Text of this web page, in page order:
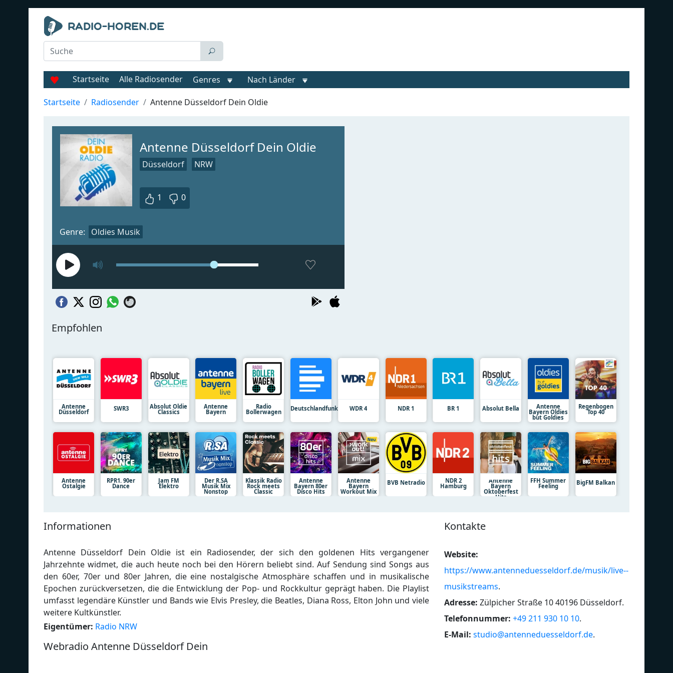
Startseite Alle Radiosender Genres Nach Länder
Startseite Radiosender Antenne Düsseldorf Dein Oldie
Antenne Düsseldorf Dein Oldie
Düsseldorf NRW
1 0
Genre: Oldies Musik
Empfohlen
Antenne
Düsseldorf SWR3 Absolut Oldie
Classics
Antenne
Bayern
Radio
Bollerwagen Deutschlandfunk WDR 4 NDR 1 BR 1 Absolut Bella Antenne
Bayern Oldies
but Goldies
Regenbogen
Top 40
Antenne
Ostalgie
RPR1. 90er
Dance
Jam FM
Elektro
Der R.SA
Musik Mix
Nonstop
Klassik Radio
Rock meets
Classic
Antenne
Bayern 80er
Disco Hits
Antenne
Bayern
Workout Mix
BVB Netradio NDR 2
Hamburg
Antenne
Bayern
Oktoberfest
Hits
FFH Summer
Feeling BigFM Balkan
Informationen
Antenne Düsseldorf Dein Oldie ist ein Radiosender, der sich den goldenen Hits vergangener
Jahrzehnte widmet, die auch heute noch bei den Hörern beliebt sind. Auf Sendung sind Songs aus
den 60er, 70er und 80er Jahren, die eine nostalgische Atmosphäre schaffen und in musikalische
Epochen zurückversetzen, die die Entwicklung der Pop- und Rockkultur geprägt haben. Die Playlist
umfasst legendäre Künstler und Bands wie Elvis Presley, die Beatles, Diana Ross, Elton John und viele
weitere Kultkünstler.
Eigentümer: Radio NRW
Webradio Antenne Düsseldorf Dein
Kontakte
Website:
https://www.antenneduesseldorf.de/musik/live--
musikstreams.
Adresse: Zülpicher Straße 10 40196 Düsseldorf.
Telefonnummer: +49 211 930 10 10.
E-Mail: studio@antenneduesseldorf.de.